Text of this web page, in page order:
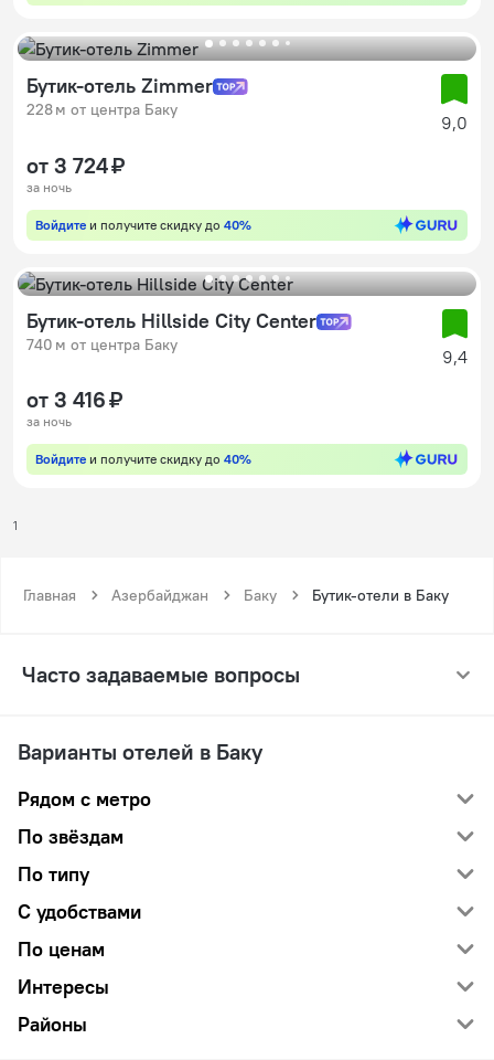
Бутик-отель Zimmer
228 м от центра Баку
9,0
от 3 724 ₽
за ночь
Войдите и получите скидку до 40%
Бутик-отель Hillside City Сenter
740 м от центра Баку
9,4
от 3 416 ₽
за ночь
Войдите и получите скидку до 40%
1
Главная Азербайджан Баку Бутик-отели в Баку
Часто задаваемые вопросы
Варианты отелей в Баку
Рядом с метро
По звёздам
По типу
С удобствами
По ценам
Интересы
Районы